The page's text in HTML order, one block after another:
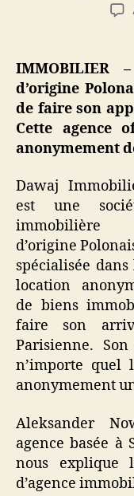
l’article
IMMOBILIER
d’origine
de faire son
Cette agence
anonymement
Dawaj
est une
immobilière
d’origine
spécialisée dans
location
de biens
faire son
Parisienne.
n’importe quel
anonymement
Aleksander
agence basée à
nous explique
d’agence